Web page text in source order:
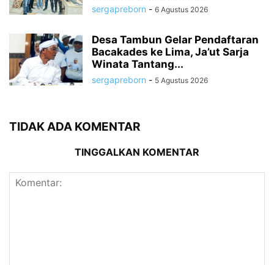
sergapreborn - 6 Agustus 2026
Desa Tambun Gelar Pendaftaran
Bacakades ke Lima, Ja’ut Sarja
Winata Tantang...
sergapreborn - 5 Agustus 2026
TIDAK ADA KOMENTAR
TINGGALKAN KOMENTAR